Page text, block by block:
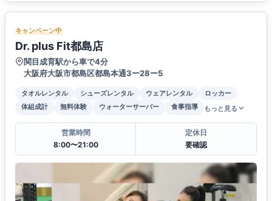
キャンペーン中
Dr. plus Fit都島店
関目成育駅から車で4分
大阪府大阪市都島区都島本通3ー28ー5
タオルレンタル シューズレンタル ウェアレンタル
ロッカー
体組成計
無料体験 ウォーターサーバー 食事指導 もっと見る
営業時間
8:00〜21:00
定休日
要確認